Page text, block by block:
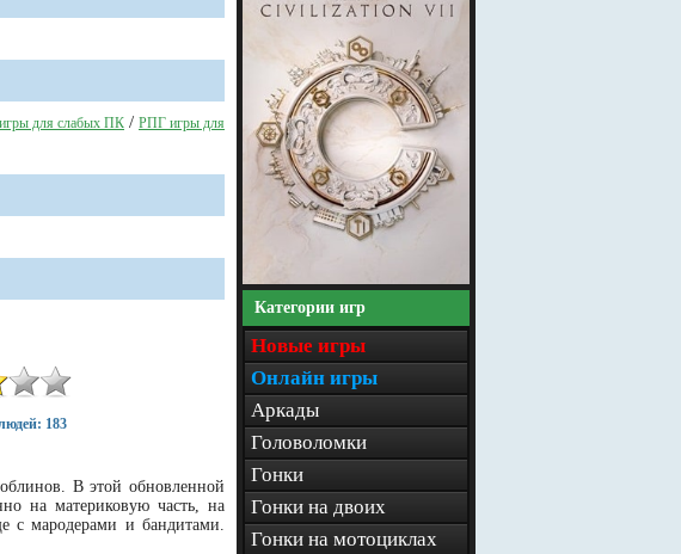
для слабых ПК / РПГ игры для
183
В этой обновленной
на материковую часть, на
с мародерами и бандитами.
Категории игр
Новые игры
Онлайн игры
Аркады
Головоломки
Гонки
Гонки на двоих
Гонки на мотоциклах